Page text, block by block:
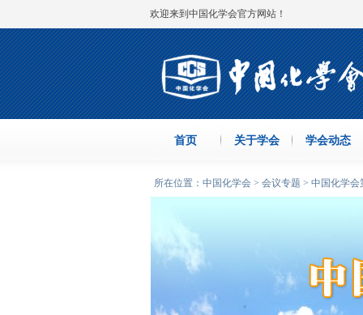
欢迎来到中国化学会官方网站！
首页 关于学会 学会动态
所在位置：中国化学会 > 会议专题 > 中国化学会